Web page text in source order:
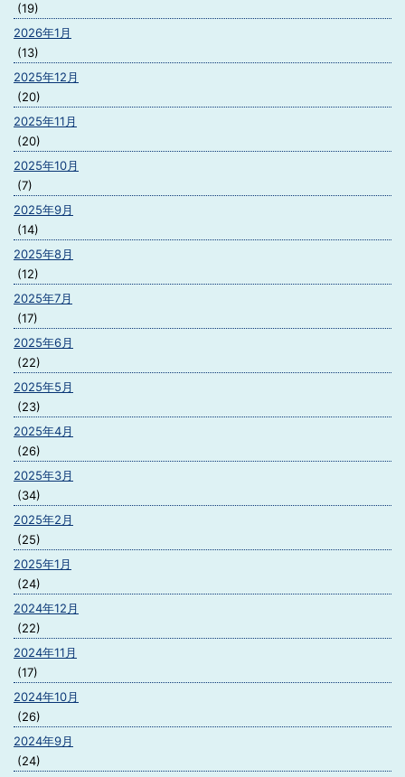
(19)
2026年1月
(13)
2025年12月
(20)
2025年11月
(20)
2025年10月
(7)
2025年9月
(14)
2025年8月
(12)
2025年7月
(17)
2025年6月
(22)
2025年5月
(23)
2025年4月
(26)
2025年3月
(34)
2025年2月
(25)
2025年1月
(24)
2024年12月
(22)
2024年11月
(17)
2024年10月
(26)
2024年9月
(24)